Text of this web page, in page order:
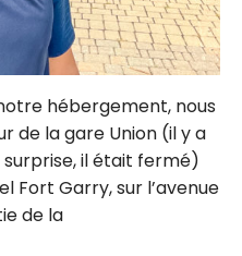
hébergement, nous
de la gare Union (il y a
il était fermé)
Fort Garry, sur l’avenue
de la